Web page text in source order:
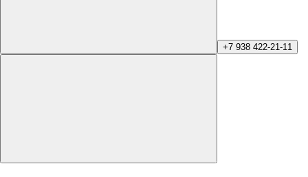
+7 938 422-21-11